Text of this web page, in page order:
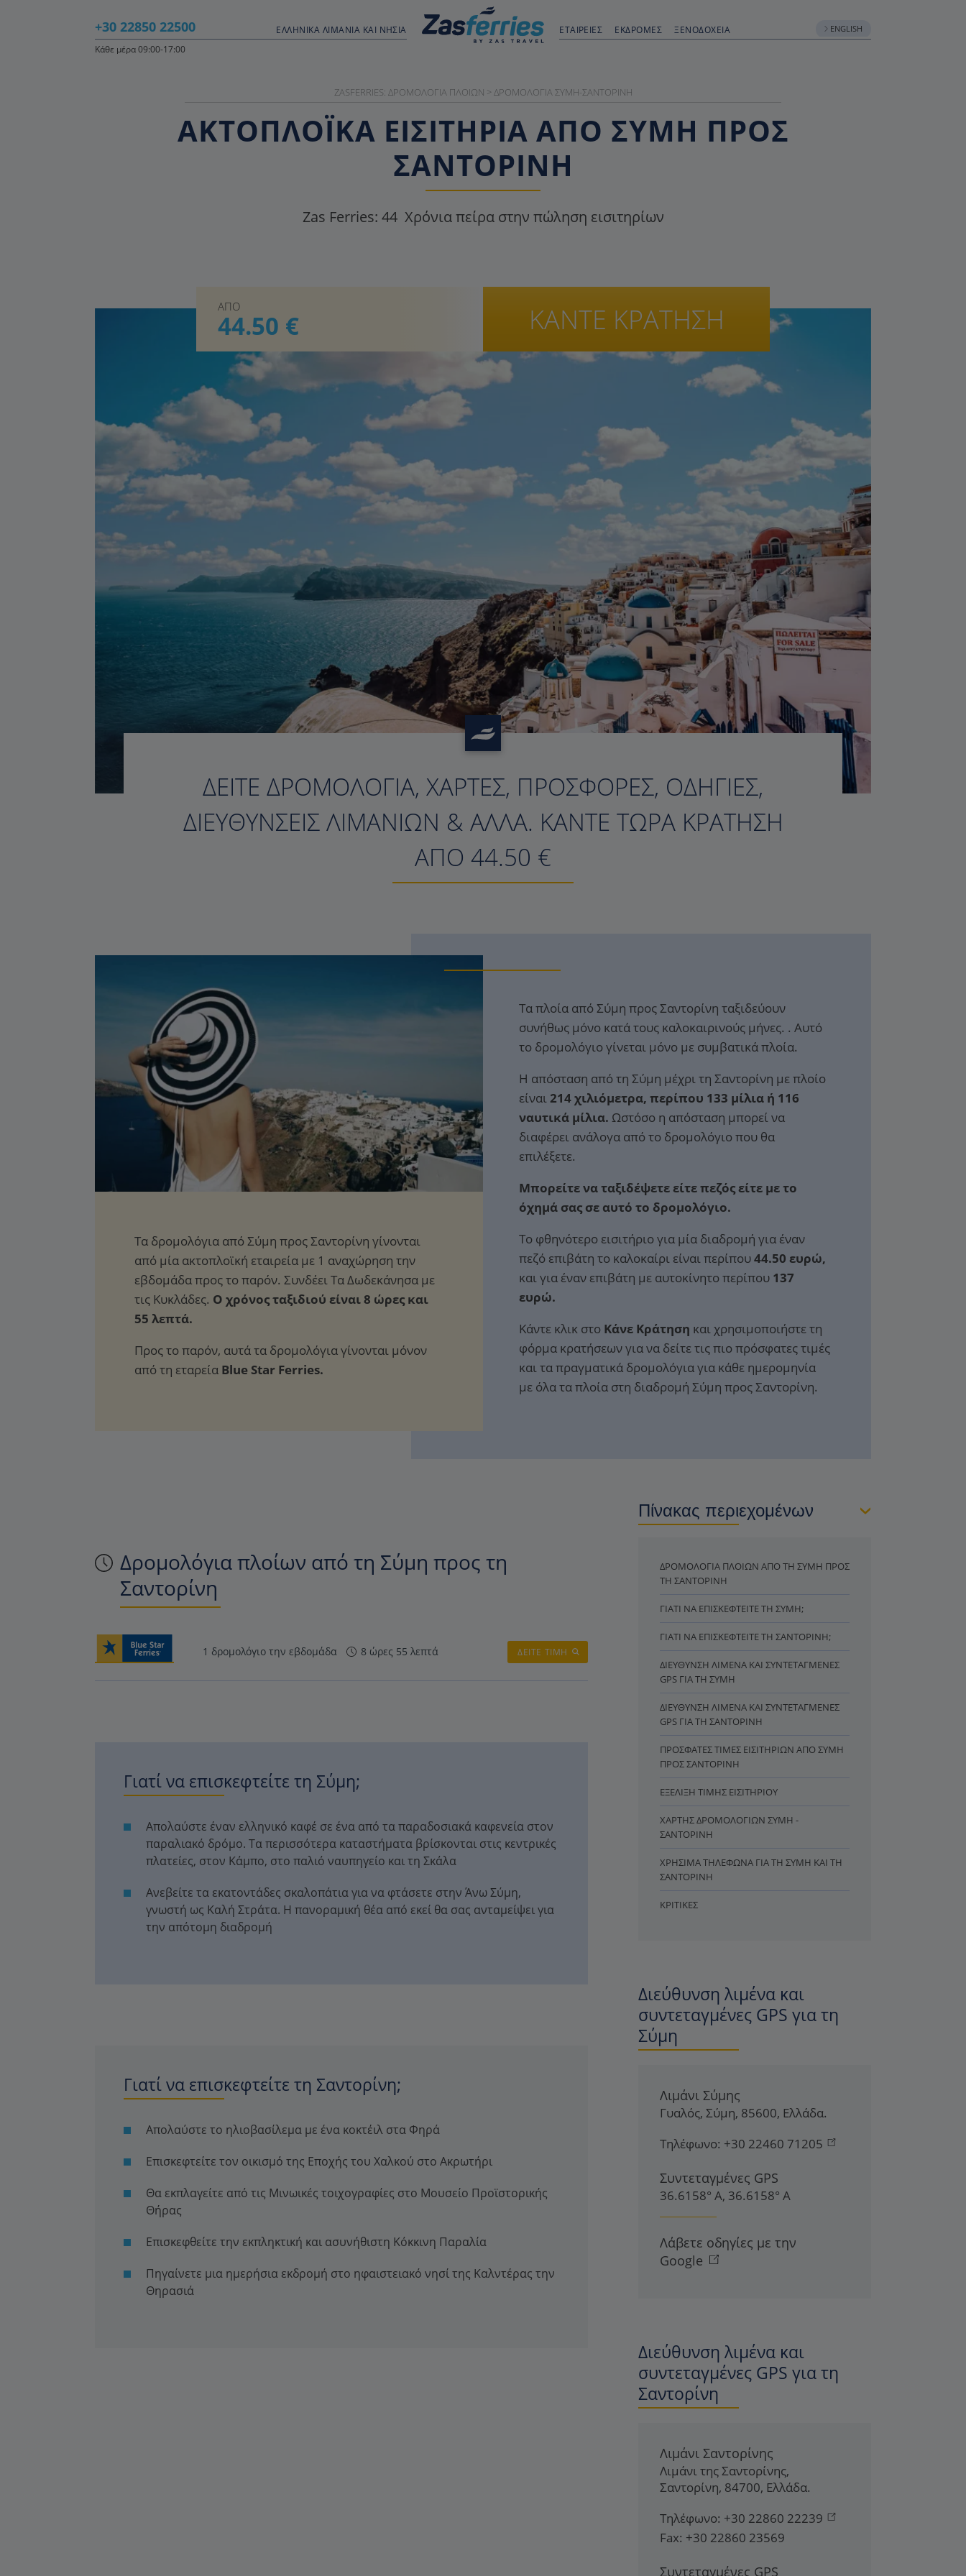
+30 22850 22500 ΕΛΛΗΝΙΚΆ ΛΙΜΆΝΙΑ ΚΑΙ ΝΗΣΙΆ ΕΤΑΙΡΕΙΕΣ ΕΚΔΡΟΜΈΣ ΞΕΝΟΔΟΧΕΊΑ ENGLISH
Κάθε μέρα 09:00-17:00
ZASFERRIES: ΔΡΟΜΟΛΌΓΙΑ ΠΛΟΊΩΝ > ΔΡΟΜΟΛΌΓΙΑ ΣΎΜΗ-ΣΑΝΤΟΡΊΝΗ
ΑΚΤΟΠΛΟΪΚΑ ΕΙΣΙΤΉΡΙΑ ΑΠΌ ΣΎΜΗ ΠΡΟΣ
ΣΑΝΤΟΡΊΝΗ
Zas Ferries: 44Χρόνια πείρα στην πώληση εισιτηρίων
ΑΠΟ
44.50 € ΚΑΝΤΕ ΚΡΑΤΗΣΗ
ΔΕΊΤΕ ΔΡΟΜΟΛΌΓΙΑ, ΧΆΡΤΕΣ, ΠΡΟΣΦΟΡΈΣ, ΟΔΗΓΊΕΣ,
ΔΙΕΥΘΎΝΣΕΙΣ ΛΙΜΑΝΙΏΝ & ΆΛΛΑ. ΚΆΝΤΕ ΤΏΡΑ ΚΡΆΤΗΣΗ
ΑΠΌ 44.50 €
Ο χρόνος ταξιδιού είναι 8 ώρες και
55 λεπτά.
Προς το παρόν, αυτά τα δρομολόγια γίνονται μόνον
από τη εταρεία Blue Star Ferries.
Τα πλοία από Σύμη προς Σαντορίνη ταξιδεύουν
συνήθως μόνο κατά τους καλοκαιρινούς μήνες. . Αυτό
το δρομολόγιο γίνεται μόνο με συμβατικά πλοία.
Η απόσταση από τη Σύμη μέχρι τη Σαντορίνη με πλοίο
είναι214 χιλιόμετρα, περίπου 133 μίλια ή 116
ναυτικά μίλια. Ωστόσο η απόσταση μπορεί να
διαφέρει ανάλογα από το δρομολόγιο που θα
επιλέξετε.
Μπορείτε να ταξιδέψετε είτε πεζός είτε με το
όχημά σας σε αυτό το δρομολόγιο.
Το φθηνότερο εισιτήριο για μία διαδρομή για έναν
πεζό επιβάτη το καλοκαίρι είναι περίπου44.50 ευρώ,
και για έναν επιβάτη με αυτοκίνητο περίπου 137
ευρώ.
Κάντε κλικ στο Κάνε Κράτηση και χρησιμοποιήστε τη
φόρμα κρατήσεων για να δείτε τις πιο πρόσφατες τιμές
και τα πραγματικά δρομολόγια για κάθε ημερομηνία
με όλα τα πλοία στη διαδρομή Σύμη προς Σαντορίνη.
Δρομολόγια πλοίων από τη Σύμη προς τη
Σαντορίνη
1 δρομολόγιο την εβδομάδα 8 ώρες 55 λεπτά ΔΕΙΤΕ ΤΙΜΗ
Γιατί να επισκεφτείτε τη Σύμη;
Απολαύστε έναν ελληνικό καφέ σε ένα από τα παραδοσιακά καφενεία στον
παραλιακό δρόμο. Τα περισσότερα καταστήματα βρίσκονται στις κεντρικές
πλατείες, στον Κάμπο, στο παλιό ναυπηγείο και τη Σκάλα
Ανεβείτε τα εκατοντάδες σκαλοπάτια για να φτάσετε στην Άνω Σύμη,
γνωστή ως Καλή Στράτα. Η πανοραμική θέα από εκεί θα σας ανταμείψει για
την απότομη διαδρομή
Γιατί να επισκεφτείτε τη Σαντορίνη;
Απολαύστε το ηλιοβασίλεμα με ένα κοκτέιλ στα Φηρά
Επισκεφτείτε τον οικισμό της Εποχής του Χαλκού στο Ακρωτήρι
Θα εκπλαγείτε από τις Mινωικές τοιχογραφίες στο Μουσείο Προϊστορικής
Θήρας
Επισκεφθείτε την εκπληκτική και ασυνήθιστη Κόκκινη Παραλία
Πηγαίνετε μια ημερήσια εκδρομή στο ηφαιστειακό νησί της Καλντέρας την
Θηρασιά
Πίνακας περιεχομένων
ΔΡΟΜΟΛΌΓΙΑ ΠΛΟΊΩΝ ΑΠΌ ΤΗ ΣΎΜΗ ΠΡΟΣ
ΤΗ ΣΑΝΤΟΡΊΝΗ
ΓΙΑΤΊ ΝΑ ΕΠΙΣΚΕΦΤΕΊΤΕ ΤΗ ΣΎΜΗ;
ΓΙΑΤΊ ΝΑ ΕΠΙΣΚΕΦΤΕΊΤΕ ΤΗ ΣΑΝΤΟΡΊΝΗ;
ΔΙΕΎΘΥΝΣΗ ΛΙΜΈΝΑ ΚΑΙ ΣΥΝΤΕΤΑΓΜΈΝΕΣ
GPS ΓΙΑ ΤΗ ΣΎΜΗ
ΔΙΕΎΘΥΝΣΗ ΛΙΜΈΝΑ ΚΑΙ ΣΥΝΤΕΤΑΓΜΈΝΕΣ
GPS ΓΙΑ ΤΗ ΣΑΝΤΟΡΊΝΗ
ΠΡΌΣΦΑΤΕΣ ΤΙΜΈΣ ΕΙΣΙΤΗΡΊΩΝ ΑΠΌ ΣΎΜΗ
ΠΡΟΣ ΣΑΝΤΟΡΊΝΗ
ΕΞΈΛΙΞΗ ΤΙΜΉΣ ΕΙΣΙΤΗΡΊΟΥ
ΧΆΡΤΗΣ ΔΡΟΜΟΛΟΓΊΩΝ ΣΎΜΗ -
ΣΑΝΤΟΡΊΝΗ
ΧΡΉΣΙΜΑ ΤΗΛΈΦΩΝΑ ΓΙΑ ΤΗ ΣΎΜΗ ΚΑΙ ΤΗ
ΣΑΝΤΟΡΊΝΗ
ΚΡΙΤΙΚΈΣ
Διεύθυνση λιμένα και
συντεταγμένες GPS για τη
Σύμη
Λιμάνι Σύμης
Γυαλός, Σύμη, 85600, Ελλάδα.
Τηλέφωνο: +30 22460 71205
Συντεταγμένες GPS
36.6158° Α, 36.6158° Α
Λάβετε οδηγίες με την
Google
Διεύθυνση λιμένα και
συντεταγμένες GPS για τη
Σαντορίνη
Λιμάνι Σαντορίνης
Λιμάνι της Σαντορίνης,
Σαντορίνη, 84700, Ελλάδα.
Τηλέφωνο: +30 22860 22239
Fax: +30 22860 23569
Συντεταγμένες GPS